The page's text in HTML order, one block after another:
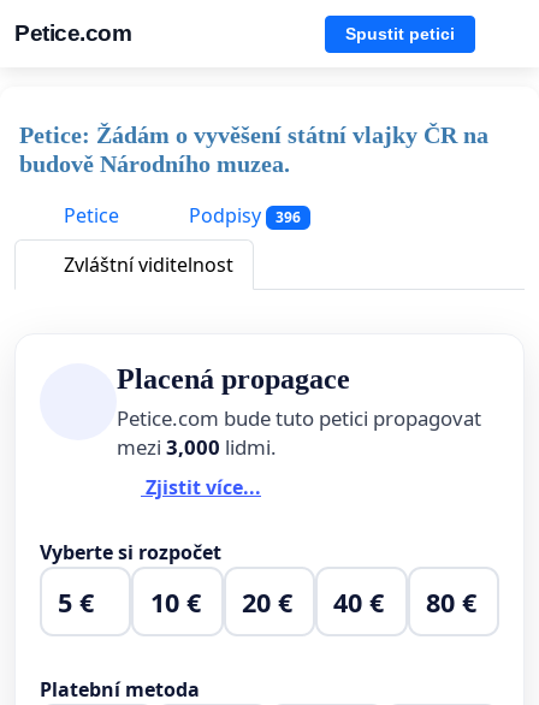
Petice.com Spustit petici
Petice: Žádám o vyvěšení státní vlajky ČR na
budově Národního muzea.
Petice
Podpisy 396
Zvláštní viditelnost
Placená propagace
Petice.com bude tuto petici propagovat
mezi 3,000 lidmi.
Zjistit více...
Vyberte si rozpočet
5 € 10 € 20 € 40 € 80 €
Platební metoda